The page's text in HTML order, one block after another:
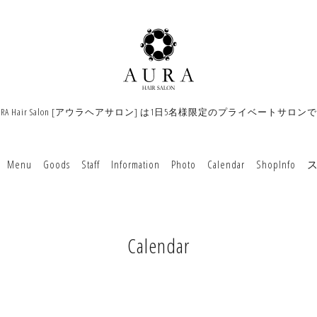
Hair Salon [アウラヘアサロン] は1日5名様限定のプライベートサロン
Menu Goods Staff Information Photo Calendar ShopInfo
Calendar